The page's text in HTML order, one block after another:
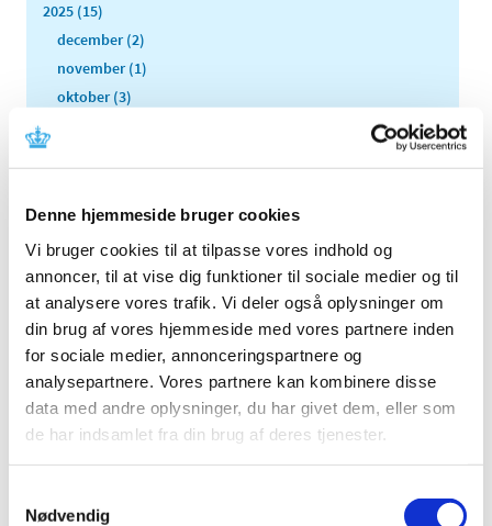
Denne hjemmeside bruger cookies
Vi bruger cookies til at tilpasse vores indhold og
annoncer, til at vise dig funktioner til sociale medier og til
at analysere vores trafik. Vi deler også oplysninger om
din brug af vores hjemmeside med vores partnere inden
for sociale medier, annonceringspartnere og
analysepartnere. Vores partnere kan kombinere disse
data med andre oplysninger, du har givet dem, eller som
de har indsamlet fra din brug af deres tjenester.
Nødvendig
2025 (15)
december (2)
november (1)
oktober (3)
marts (1)
januar (1)
2024 (21)
2023 (21)
2022 (11)
2021 (38)
2017 (38)